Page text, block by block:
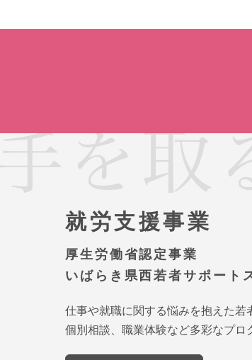
就労支援事業
厚生労働省認定事業
いばらき県西若者サポート
仕事や就職に関する悩みを抱えた若
個別相談、職業体験など多彩なプロ